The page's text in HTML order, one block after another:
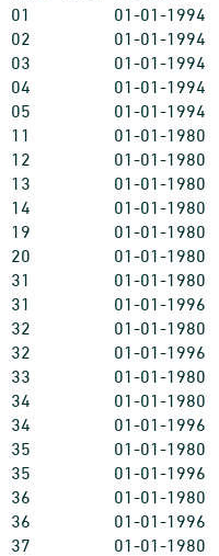
01 01-01-1994
02
01-01-1994
03
01-01-1994
04
01-01-1994
05
01-01-1994
11
01-01-1980
12
01-01-1980
13
01-01-1980
14
01-01-1980
19
01-01-1980
20
01-01-1980
31
01-01-1980
31
01-01-1996
32
01-01-1980
32
01-01-1996
33
01-01-1980
34
01-01-1980
34
01-01-1996
35
01-01-1980
35
01-01-1996
36
01-01-1980
36
01-01-1996
37
01-01-1980